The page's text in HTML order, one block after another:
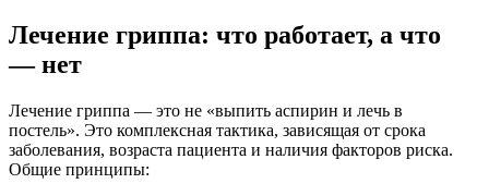
Лечение гриппа: что работает, а что
— нет
Лечение гриппа — это не «выпить аспирин и лечь в
постель». Это комплексная тактика, зависящая от срока
заболевания, возраста пациента и наличия факторов риска.
Общие принципы: